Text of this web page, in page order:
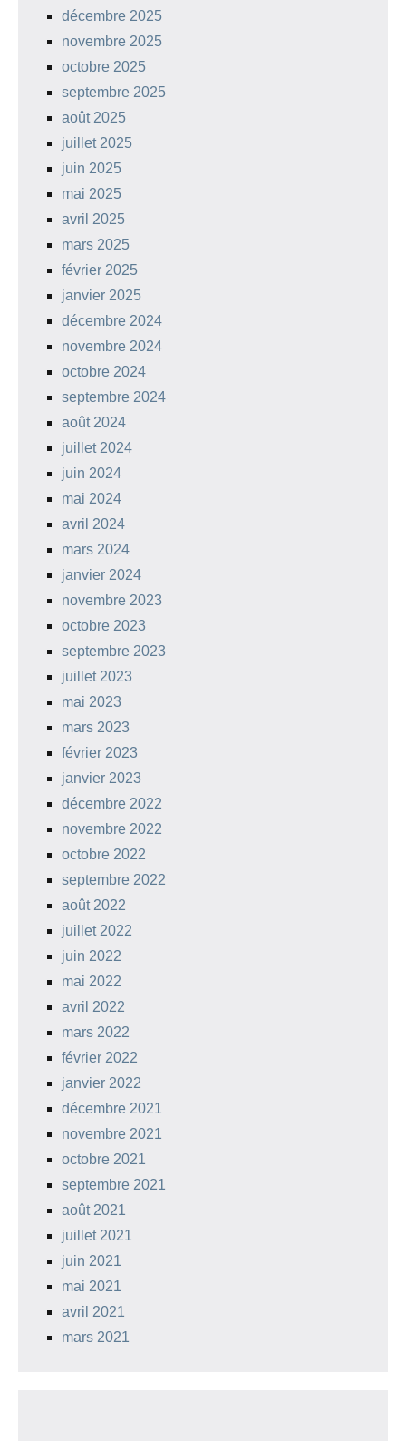
décembre 2025
novembre 2025
octobre 2025
septembre 2025
août 2025
juillet 2025
juin 2025
mai 2025
avril 2025
mars 2025
février 2025
janvier 2025
décembre 2024
novembre 2024
octobre 2024
septembre 2024
août 2024
juillet 2024
juin 2024
mai 2024
avril 2024
mars 2024
janvier 2024
novembre 2023
octobre 2023
septembre 2023
juillet 2023
mai 2023
mars 2023
février 2023
janvier 2023
décembre 2022
novembre 2022
octobre 2022
septembre 2022
août 2022
juillet 2022
juin 2022
mai 2022
avril 2022
mars 2022
février 2022
janvier 2022
décembre 2021
novembre 2021
octobre 2021
septembre 2021
août 2021
juillet 2021
juin 2021
mai 2021
avril 2021
mars 2021